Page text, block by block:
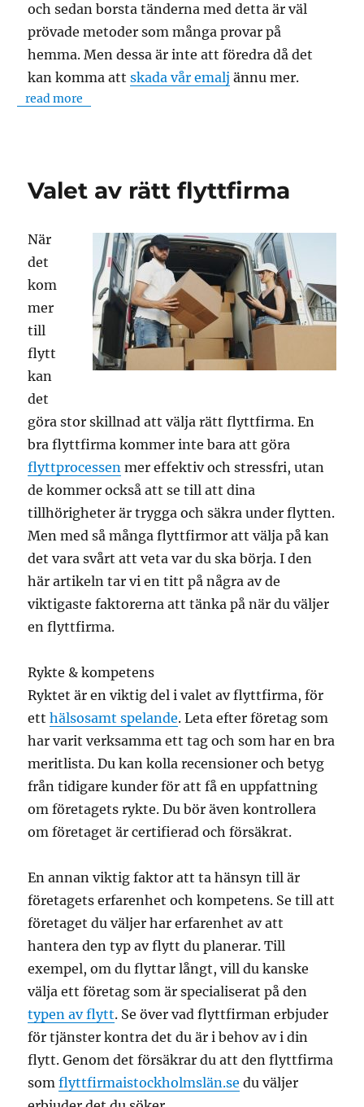
och sedan borsta tänderna med detta är väl
prövade metoder som många provar på
hemma. Men dessa är inte att föredra då det
kan komma attskada vår emalj ännu mer.
read more
Valet av rätt flyttfirma
När
det
kom
mer
till
flytt
kan
det
göra stor skillnad att välja rätt flyttfirma. En
bra flyttfirma kommer inte bara att göra
flyttprocessen mer effektiv och stressfri, utan
de kommer också att se till att dina
tillhörigheter är trygga och säkra under flytten.
Men med så många flyttfirmor att välja på kan
det vara svårt att veta var du ska börja. I den
här artikeln tar vi en titt på några av de
viktigaste faktorerna att tänka på när du väljer
en flyttfirma.
Rykte & kompetens
Ryktet är en viktig del i valet av flyttfirma, för
etthälsosamt spelande. Leta efter företag som
har varit verksamma ett tag och som har en bra
meritlista. Du kan kolla recensioner och betyg
från tidigare kunder för att få en uppfattning
om företagets rykte. Du bör även kontrollera
om företaget är certifierad och försäkrat.
En annan viktig faktor att ta hänsyn till är
företagets erfarenhet och kompetens. Se till att
företaget du väljer har erfarenhet av att
hantera den typ av flytt du planerar. Till
exempel, om du flyttar långt, vill du kanske
välja ett företag som är specialiserat på den
typen av flytt. Se över vad flyttfirman erbjuder
för tjänster kontra det du är i behov av i din
flytt. Genom det försäkrar du att den flyttfirma
somflyttfirmaistockholmslän.se du väljer